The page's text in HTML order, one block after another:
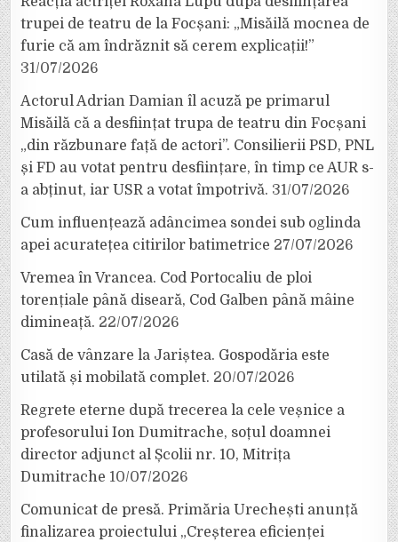
trupei de teatru de la Focșani: „Misăilă mocnea de
furie că am îndrăznit să cerem explicații!”
31/07/2026
Actorul Adrian Damian îl acuză pe primarul
Misăilă că a desființat trupa de teatru din Focșani
„din răzbunare față de actori”. Consilierii PSD, PNL
și FD au votat pentru desființare, în timp ce AUR s-
a abținut, iar USR a votat împotrivă. 31/07/2026
Cum influențează adâncimea sondei sub oglinda
apei acuratețea citirilor batimetrice 27/07/2026
Vremea în Vrancea. Cod Portocaliu de ploi
torențiale până diseară, Cod Galben până mâine
dimineață. 22/07/2026
Casă de vânzare la Jariștea. Gospodăria este
utilată și mobilată complet. 20/07/2026
Regrete eterne după trecerea la cele veșnice a
profesorului Ion Dumitrache, soțul doamnei
director adjunct al Școlii nr. 10, Mitrița
Dumitrache 10/07/2026
Comunicat de presă. Primăria Urechești anunță
finalizarea proiectului „Creșterea eficienței